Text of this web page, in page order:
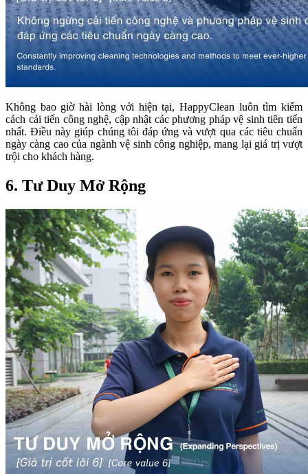
Không bao giờ hài lòng với hiện tại, HappyClean luôn tìm kiếm
cách cải tiến công nghệ, cập nhật các phương pháp vệ sinh tiên tiến
nhất. Điều này giúp chúng tôi đáp ứng và vượt qua các tiêu chuẩn
ngày càng cao của ngành vệ sinh công nghiệp, mang lại giá trị vượt
trội cho khách hàng.
6. Tư Duy Mở Rộng